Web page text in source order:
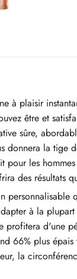
à plaisir
être et
sûre,
donnera la
pour les
des résultats
à la
profitera d'une
66% plus
la